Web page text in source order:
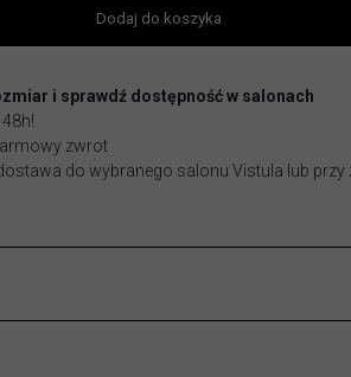
Dodaj do koszyka
i sprawdź dostępność w salonach
zwrot
do wybranego salonu Vistula lub przy